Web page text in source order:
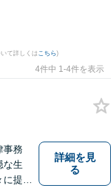
て詳しくはこちら)
4件中 1-4件を表示
事務
な生
提供
詳細を見
る